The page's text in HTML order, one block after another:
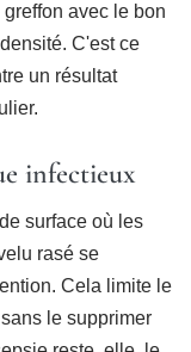
avec le bon
C'est ce
un résultat
infectieux
surface où les
rasé se
Cela limite le
le supprimer